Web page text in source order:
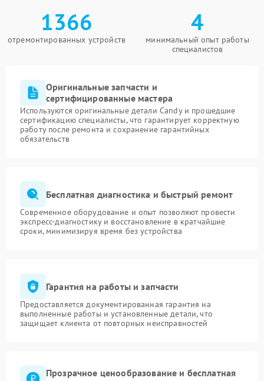
1366
отремонтированных устройств
4
минимальный опыт работы
специалистов
Оригинальные запчасти и
сертифицированные мастера
Используются оригинальные детали Candy и прошедшие
сертификацию специалисты, что гарантирует корректную
работу после ремонта и сохранение гарантийных
обязательств
Бесплатная диагностика и быстрый ремонт
Современное оборудование и опыт позволяют провести
экспресс-диагностику и восстановление в кратчайшие
сроки, минимизируя время без устройства
Гарантия на работы и запчасти
Предоставляется документированная гарантия на
выполненные работы и установленные детали, что
защищает клиента от повторных неисправностей
Прозрачное ценообразование и бесплатная